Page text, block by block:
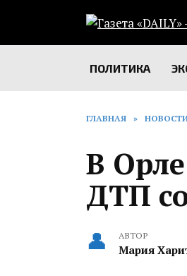
содержанию
ПОЛИТИКА
ГЛАВНАЯ »
В
ДТП
АВТОР
Мария